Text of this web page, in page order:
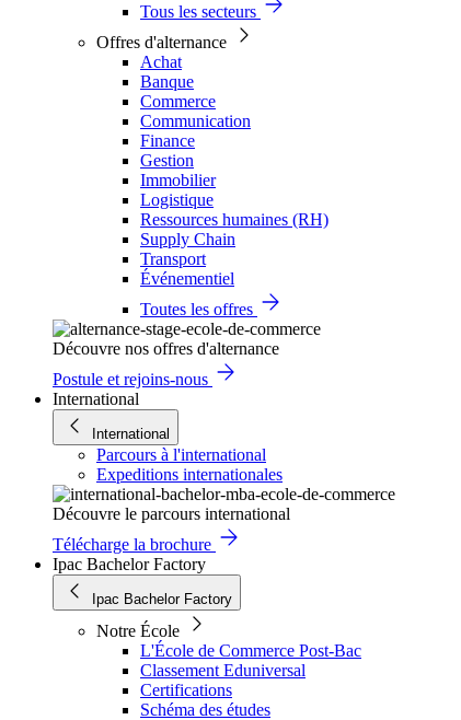
Tous les secteurs
Offres d'alternance
Achat
Banque
Commerce
Communication
Finance
Gestion
Immobilier
Logistique
Ressources humaines (RH)
Supply Chain
Transport
Événementiel
Toutes les offres
Découvre nos offres d'alternance
Postule et rejoins-nous
International
International
Parcours à l'international
Expeditions internationales
Découvre le parcours international
Télécharge la brochure
Ipac Bachelor Factory
Ipac Bachelor Factory
Notre École
L'École de Commerce Post-Bac
Classement Eduniversal
Certifications
Schéma des études